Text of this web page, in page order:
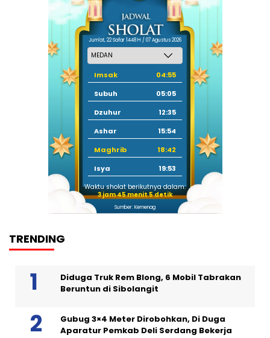
Jum'at, 22 Safar 1448 H / 07 Agustus 2026
Imsak
04:55
Subuh
05:05
Dzuhur
12:35
Ashar
15:54
Maghrib
18:42
Isya
19:53
Waktu sholat berikutnya dalam:
3 jam 45 menit 4 detik
Sumber: Kemenag
TRENDING
Diduga Truk Rem Blong, 6 Mobil Tabrakan
Beruntun di Sibolangit
Gubug 3×4 Meter Dirobohkan, Di Duga
Aparatur Pemkab Deli Serdang Bekerja